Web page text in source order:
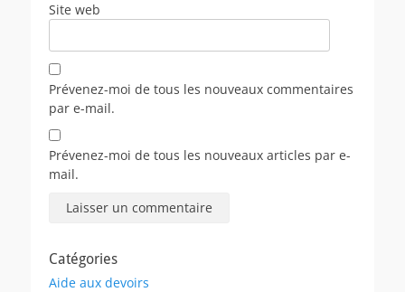
Site web
Prévenez-moi de tous les nouveaux commentaires
par e-mail.
Prévenez-moi de tous les nouveaux articles par e-
mail.
Catégories
Aide aux devoirs